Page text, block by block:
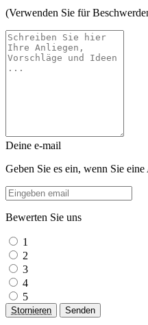
(Verwenden Sie für
Deine e-mail
Geben Sie es ein, wenn Sie
Bewerten Sie uns
1
2
3
4
5
Stornieren Senden